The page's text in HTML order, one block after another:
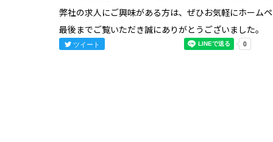
弊社の求人にご興味がある方は、ぜひお気軽にホーム
最後までご覧いただき誠にありがとうございました。
ツイート